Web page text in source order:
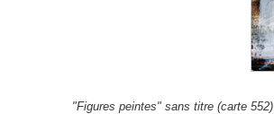
"Figures peintes" sans titre (carte 552)